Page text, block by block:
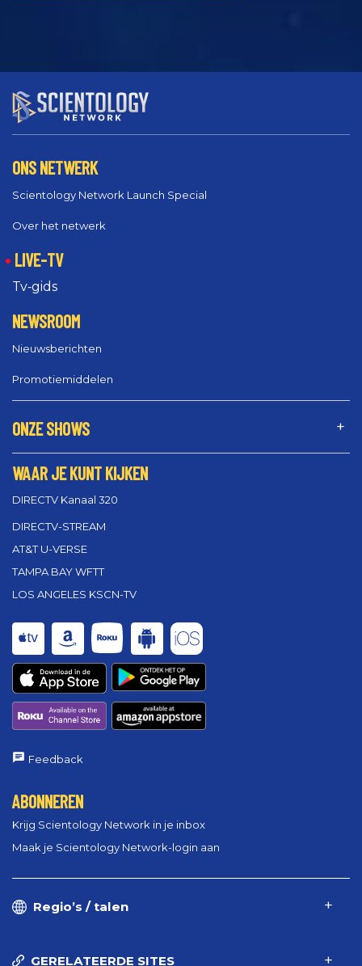
ONS NETWERK
Scientology Network Launch Special
Over het netwerk
LIVE-TV
Tv‑gids
NEWSROOM
Nieuwsberichten
Promotiemiddelen
ONZE SHOWS
WAAR JE KUNT KIJKEN
DIRECTV Kanaal 320
DIRECTV-STREAM
AT&T U-VERSE
TAMPA BAY WFTT
LOS ANGELES KSCN-TV
Feedback
ABONNEREN
Krijg Scientology Network in je inbox
Maak je Scientology Network-login aan
Regio’s / talen
GERELATEERDE SITES